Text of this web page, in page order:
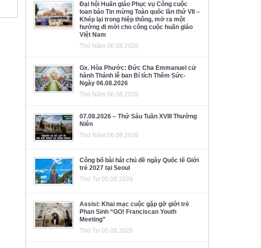
Đại hội Huấn giáo Phục vụ Công cuộc
loan báo Tin mừng Toàn quốc lần thứ VII –
Khép lại trong hiệp thông, mở ra một
hướng đi mới cho công cuộc huấn giáo
Việt Nam
Thứ Năm 06.08.2026
Gx. Hòa Phước: Đức Cha Emmanuel cử
hành Thánh lễ ban Bí tích Thêm Sức-
Ngày 06.08.2026
Thứ Năm 06.08.2026
07.08.2026 – Thứ Sáu Tuần XVIII Thường
Niên
Thứ Năm 06.08.2026
Công bố bài hát chủ đề ngày Quốc tế Giới
trẻ 2027 tại Seoul
Thứ Tư 05.08.2026
Assisi: Khai mạc cuộc gặp gỡ giới trẻ
Phan Sinh “GO! Franciscan Youth
Meeting”
Thứ Tư 05.08.2026